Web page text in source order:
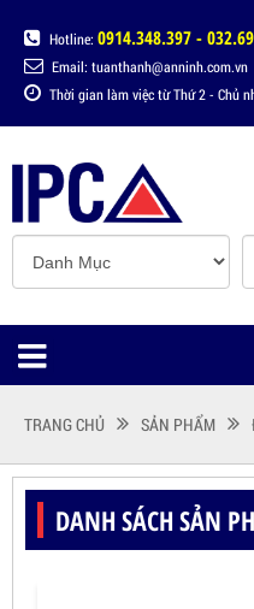
Hotline: 0914.348.397 -
Email: tuanthanh@anninh.com.vn
Thời gian làm việc từ Thứ 2 - Chủ
TRANG CHỦ SẢN PHẨM
DANH SÁCH SẢN